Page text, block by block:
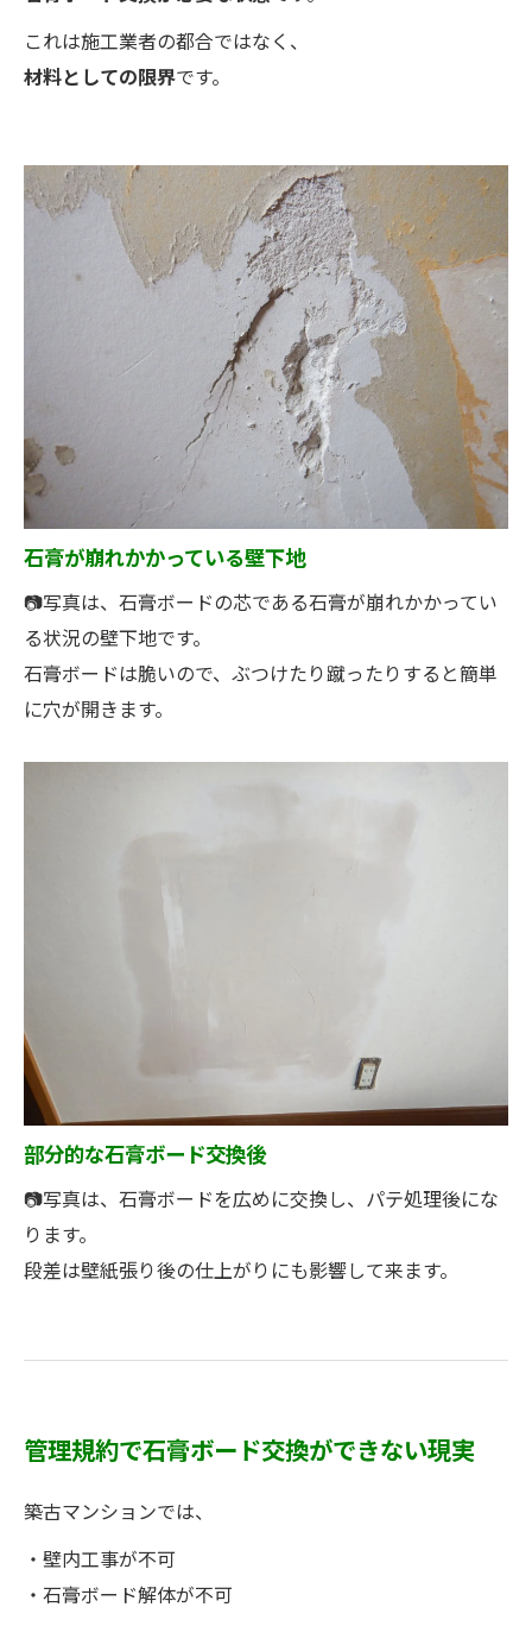
これは施工業者の都合ではなく、
材料としての限界です。
石膏が崩れかかっている壁下地
📷写真は、石膏ボードの芯である石膏が崩れかかってい
る状況の壁下地です。
石膏ボードは脆いので、ぶつけたり蹴ったりすると簡単
に穴が開きます。
部分的な石膏ボード交換後
📷写真は、石膏ボードを広めに交換し、パテ処理後にな
ります。
段差は壁紙張り後の仕上がりにも影響して来ます。
管理規約で石膏ボード交換ができない現実
築古マンションでは、
・壁内工事が不可
・石膏ボード解体が不可